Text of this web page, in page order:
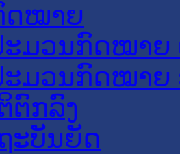
ດໝາຍ
ະມວນກົດໝາຍ
ະມວນກົດໝາຍ
ຕົກລົງ
ະບັນຍັດ